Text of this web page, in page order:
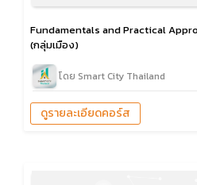
Fundamentals and Practical
(กลุ่มเมือง)
โดย Smart City Thailand
ดูรายละเอียดคอร์ส